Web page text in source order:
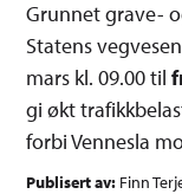
Grunnet grave-
Statens
mars kl. 09.00 til
gi økt
forbi Vennesla
Publisert av Finn